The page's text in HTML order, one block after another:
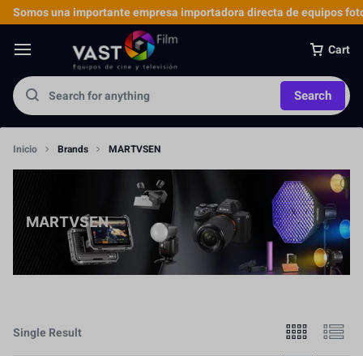
Somos una importante empresa importadora directa de equipos
Cart
Search
Inicio Brands MARTVSEN
MARTVSEN
Single Result